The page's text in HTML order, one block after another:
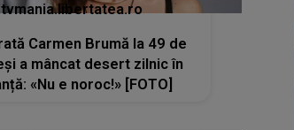
tvmania.libertatea.ro
Carmen Brumă la 49 de
a mâncat desert zilnic în
«Nu e noroc!» [FOTO]